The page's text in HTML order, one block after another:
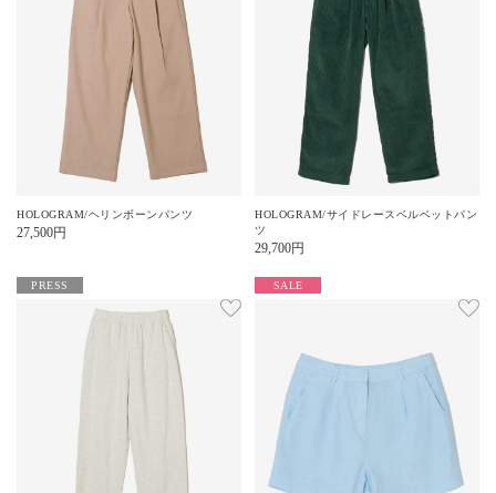
HOLOGRAM/ヘリンボーンパンツ
27,500円
HOLOGRAM/サイドレースベルベットパン
ツ
29,700円
PRESS SALE